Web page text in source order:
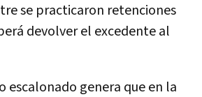
se practicaron retenciones
devolver el excedente al
escalonado genera que en la